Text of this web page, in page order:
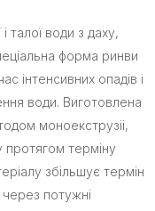
талої води з даху,
форма ринви
інтенсивних опадів і
води. Виготовлена
моноекструзіі,
протягом терміну
збільшує термін
через потужні